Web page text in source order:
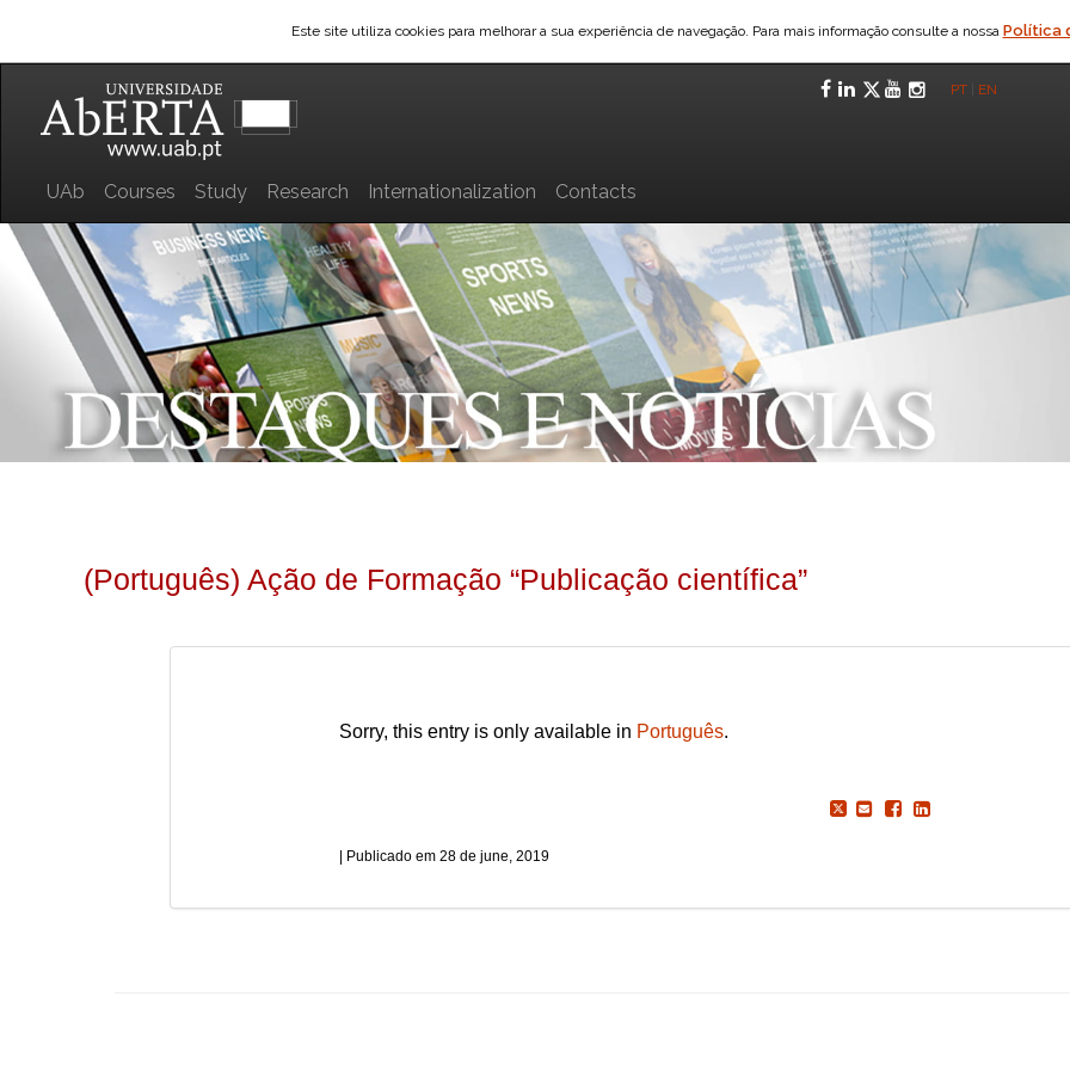
Este site utiliza cookies para melhorar a sua experiência de navegação. Para mais informação consulte a nossa Política
Facebook
LinkedIn
Twitter
YouTube
PT EN
UAb Courses Study Research Internationalization Contacts
(Português) Ação de Formação “Publicação científica”
Sorry, this entry is only available in Português.
28 de june, 2019